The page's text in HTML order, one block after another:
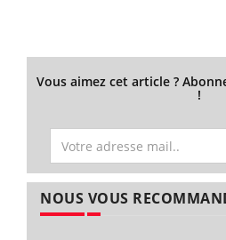
Vous aimez cet article ?
!
NOUS VOUS